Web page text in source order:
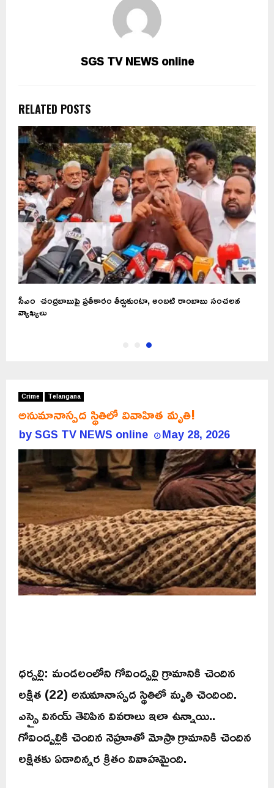
SGS TV NEWS online
RELATED POSTS
సీఎం చంద్రబాబుపై ప్రతీకారం తీర్చుకుంటా, అంబటి రాంబాబు సంచలన
వ్యాఖ్యలు
Crime Telangana
అనుమానాస్పద స్థితిలో వివాహిత మృతి!
bySGS TV NEWS online May 28, 2026
ధర్పల్లి: మండలంలోని గోవింద్పల్లి గ్రామానికి చెందిన
లక్షిత (22) అనుమానాస్పద స్థితిలో మృతి చెందింది.
ఎస్సై వినయ్ తెలిపిన వివరాలు ఇలా ఉన్నాయి..
గోవింద్పల్లికి చెందిన నెహ్రూతో మోస్రా గ్రామానికి చెందిన
లక్షితకు ఏడాదిన్నర క్రితం వివాహమైంది.